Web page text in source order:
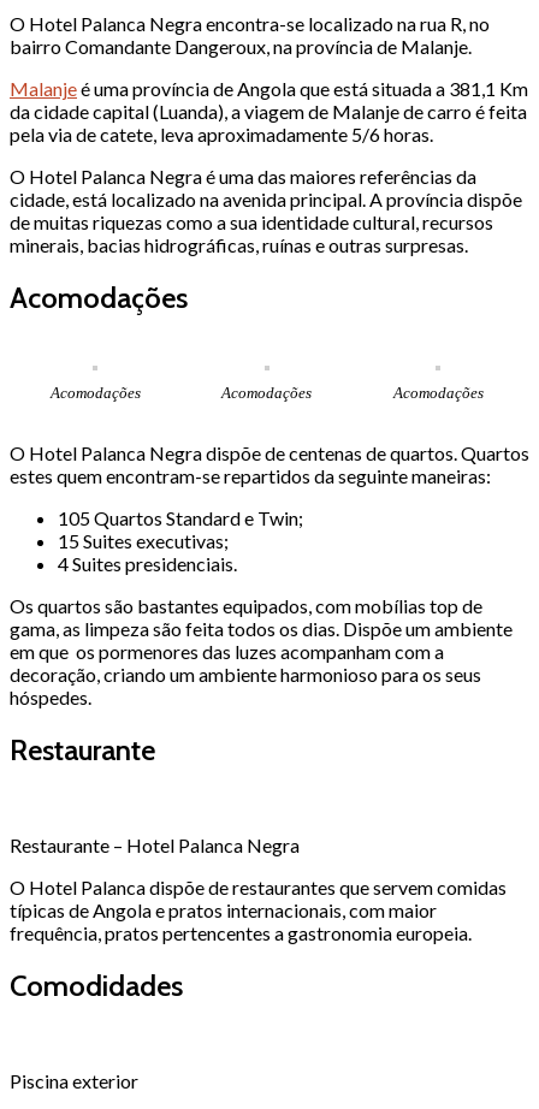
O Hotel Palanca Negra encontra-se localizado na rua R, no
bairro Comandante Dangeroux, na província de Malanje.
Malanjeé uma província de Angola que está situada a 381,1 Km
da cidade capital (Luanda), a viagem de Malanje de carro é feita
pela via de catete, leva aproximadamente 5/6 horas.
O Hotel Palanca Negra é uma das maiores referências da
cidade, está localizado na avenida principal. A província dispõe
de muitas riquezas como a sua identidade cultural, recursos
minerais, bacias hidrográficas, ruínas e outras surpresas.
Acomodações
Acomodações Acomodações Acomodações
O Hotel Palanca Negra dispõe de centenas de quartos. Quartos
estes quem encontram-se repartidos da seguinte maneiras:
105 Quartos Standard e Twin;
15 Suites executivas;
4 Suites presidenciais.
Os quartos são bastantes equipados, com mobílias top de
gama, as limpeza são feita todos os dias. Dispõe um ambiente
em que os pormenores das luzes acompanham com a
decoração, criando um ambiente harmonioso para os seus
hóspedes.
Restaurante
Restaurante – Hotel Palanca Negra
O Hotel Palanca dispõe de restaurantes que servem comidas
típicas de Angola e pratos internacionais, com maior
frequência, pratos pertencentes a gastronomia europeia.
Comodidades
Piscina exterior